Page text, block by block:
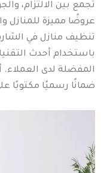
تجمع بين الالتزام،
عروضًا مميزة للمنازل
تنظيف منازل في
باستخدام أحدث
المفضلة لدى العملاء.
ضمانًا رسميًا مكتوبًا